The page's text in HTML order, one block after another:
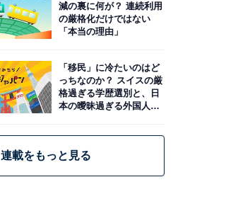
減の裏に何が？ 連続利用
の厳格化だけではない
「本当の理由」
「移民」に冷たいのはど
っちなのか？ スイスの厳
格過ぎる学歴選別と、日
本の曖昧過ぎる外国人政
連載をもっと見る